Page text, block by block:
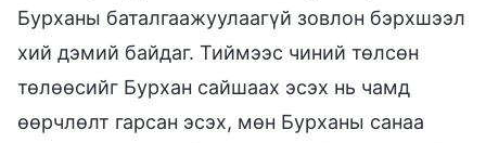
Бурханы баталгаажуулаагүй зовлон бэрхшээл
хий дэмий байдаг. Тиймээс чиний төлсөн
төлөөсийг Бурхан сайшаах эсэх нь чамд
өөрчлөлт гарсан эсэх, мөн Бурханы санаа